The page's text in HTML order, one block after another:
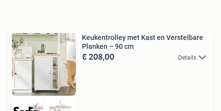
Keukentrolley met Kast en Verstelbare
Planken – 90 cm
€ 208,00 Details